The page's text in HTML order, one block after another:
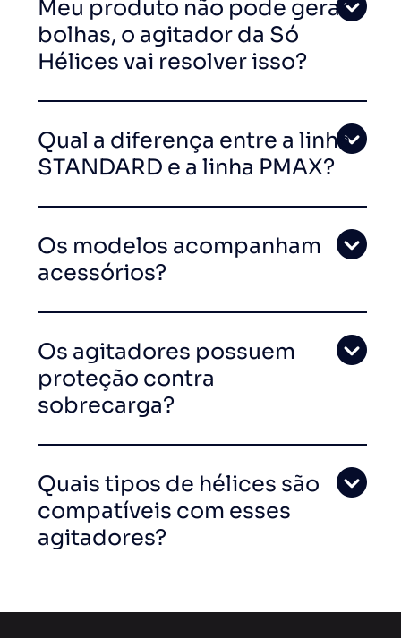
Meu produto não pode gerar
bolhas, o agitador da Só
Hélices vai resolver isso?
Qual a diferença entre a linha
STANDARD e a linha PMAX?
Os modelos acompanham
acessórios?
Os agitadores possuem
proteção contra
sobrecarga?
Quais tipos de hélices são
compatíveis com esses
agitadores?